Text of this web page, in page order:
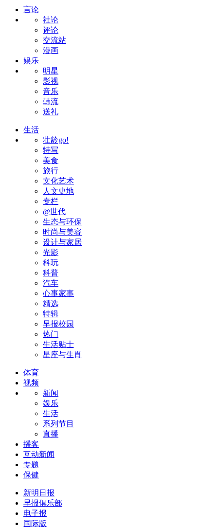
言论
社论
评论
交流站
漫画
娱乐
明星
影视
音乐
韩流
送礼
生活
壮龄go!
特写
美食
旅行
文化艺术
人文史地
专栏
@世代
生态与环保
时尚与美容
设计与家居
光影
科玩
科普
汽车
心事家事
精选
特辑
早报校园
热门
生活贴士
星座与生肖
体育
视频
新闻
娱乐
生活
系列节目
直播
播客
互动新闻
专题
保健
新明日报
早报俱乐部
电子报
国际版